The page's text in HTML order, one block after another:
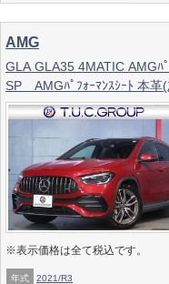
AMG
GLA GLA35 4MATIC AMGﾊﾟ
SP AMGﾊﾟﾌｫｰﾏﾝｽｼｰﾄ 本革(
ﾊﾞﾝｽﾄﾞｻｳﾝﾄﾞ ﾍｯﾄﾞｱｯﾌﾟD
※表示価格は全て税込です。
年式 2021/R3